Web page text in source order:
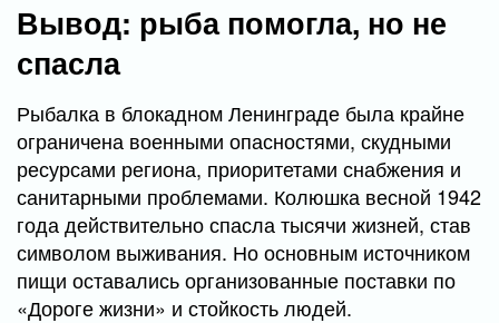
Вывод: рыба помогла, но не
спасла
Рыбалка в блокадном Ленинграде была крайне
ограничена военными опасностями, скудными
ресурсами региона, приоритетами снабжения и
санитарными проблемами. Колюшка весной 1942
года действительно спасла тысячи жизней, став
символом выживания. Но основным источником
пищи оставались организованные поставки по
«Дороге жизни» и стойкость людей.